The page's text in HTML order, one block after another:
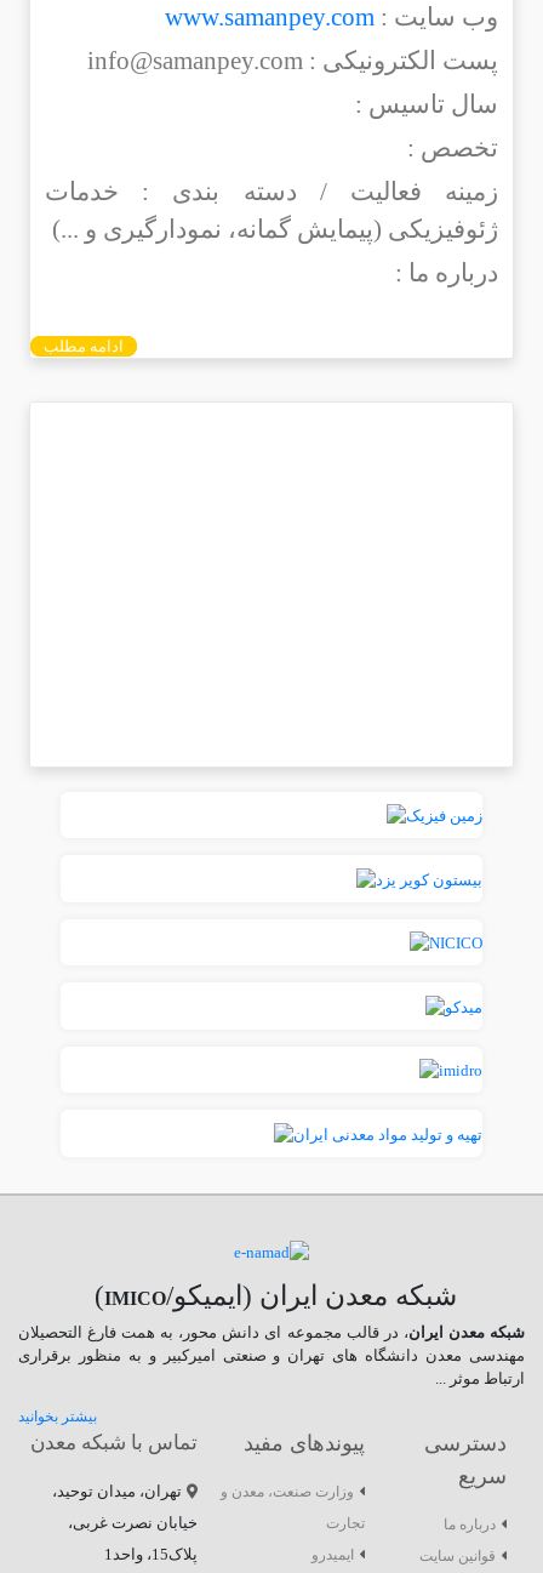
وب سایت :
پست الکترونیکی : info@samanpey.com
سال تاسیس :
تخصص :
زمینه فعالیت / دسته بندی : خدمات
ژئوفیزیکی (پیمایش گمانه، نمودارگیری و ...)
درباره ما :
ادامه مطلب
شبکه معدن ایران (ایمیکو/IMICO
)
شبکه معدن ایران، در قالب مجموعه ای دانش محور، به همت فارغ­ التحصیلان
مهندسی معدن دانشگاه ­های تهران و صنعتی امیرکبیر و به منظور برقراری
ارتباط موثر ...
بیشتر بخوانید
دسترسی
سریع
درباره ما
قوانین سایت
پیوندهای مفید
وزارت صنعت، معدن و
تجارت
ایمیدرو
تماس با شبکه معدن
تهران، میدان توحید،
خیابان نصرت غربی،
پلاک15، واحد1